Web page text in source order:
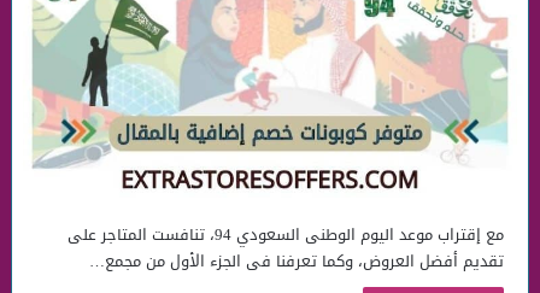
مع إقتراب موعد اليوم الوطنى السعودي 94، تنافست المتاجر على
تقديم أفضل العروض، وكما تعرفنا فى الجزء الأول من مجمع…